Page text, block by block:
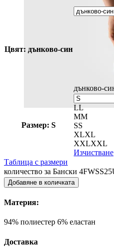
Цвят: дънково-син
дънково-
Размер: S
LL
MM
SS
XLXL
XXLXXL
Изчистване
Таблица с размери
количество за Бански
Добавяне в количката
Материя:
94% полиестер 6% еластан
Доставка